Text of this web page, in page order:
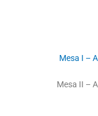
Mesa I –
Mesa II –